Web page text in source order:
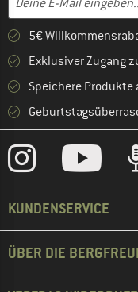
5€
Exklusiver Zugang
Speichere
KUNDENSERVICE
ÜBER DIE